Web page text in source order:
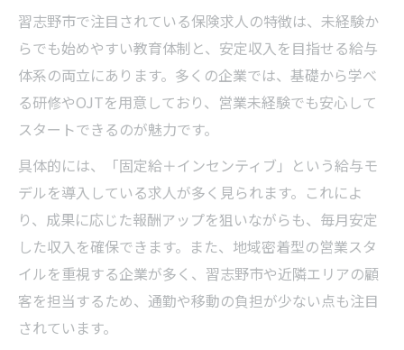
働きやすさ重視の保険求人選びのポイント
保険求人で働きやすい職場を選ぶ基準とは
未経験歓迎の保険営業求人で重視すべき点
保険求人でワークライフバランスを実現す
る方法
営業職の保険求人で注目したい制度や待遇
保険求人選びで働きやすい環境を見極める
コツ
習志野市で叶える自分らしい営業キャリア
保険求人で自分らしい営業キャリアを築く
方法
未経験から始める営業職のキャリアパス紹
習志野市で注目されている保険求人の特徴は、未経験か
らでも始めやすい教育体制と、安定収入を目指せる給与
体系の両立にあります。多くの企業では、基礎から学べ
る研修やOJTを用意しており、営業未経験でも安心して
スタートできるのが魅力です。
具体的には、「固定給＋インセンティブ」という給与モ
デルを導入している求人が多く見られます。これによ
り、成果に応じた報酬アップを狙いながらも、毎月安定
した収入を確保できます。また、地域密着型の営業スタ
イルを重視する企業が多く、習志野市や近隣エリアの顧
客を担当するため、通勤や移動の負担が少ない点も注目
されています。